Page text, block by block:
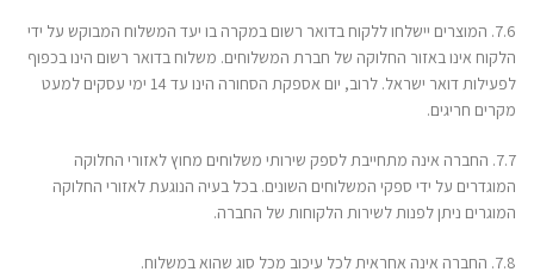
7.6. המוצרים יישלחו ללקוח בדואר רשום במקרה בו יעד המשלוח המבוקש על ידי
הלקוח אינו באזור החלוקה של חברת המשלוחים. משלוח בדואר רשום הינו בכפוף
לפעילות דואר ישראל. לרוב, יום אספקת הסחורה הינו עד 14 ימי עסקים למעט
מקרים חריגים.
7.7. החברה אינה מתחייבת לספק שירותי משלוחים מחוץ לאזורי החלוקה
המוגדרים על ידי ספקי המשלוחים השונים. בכל בעיה הנוגעת לאזורי החלוקה
המוגרים ניתן לפנות לשירות הלקוחות של החברה.
7.8. החברה אינה אחראית לכל עיכוב מכל סוג שהוא במשלוח.